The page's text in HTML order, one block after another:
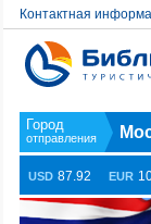
Контактная
USD 87.92 EUR